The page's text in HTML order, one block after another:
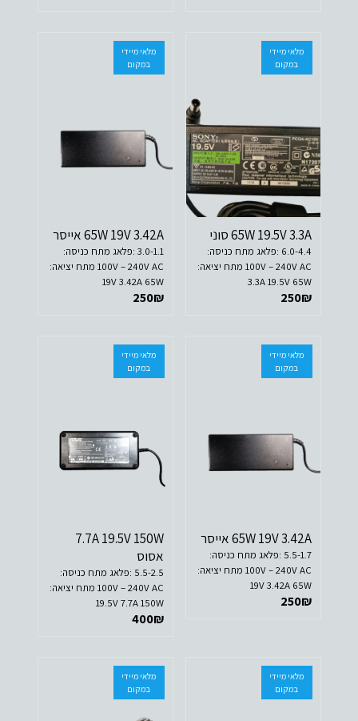
מלאי מיידי
במקום
65W 19.5V 3.3A סוני
6.0-4.4 :פלאג מתח כניסה:
100V – 240V AC מתח יציאה:
3.3A 19.5V 65W
250₪
מלאי מיידי
במקום
65W 19V 3.42A אייסר
3.0-1.1 :פלאג מתח כניסה:
100V – 240V AC מתח יציאה:
19V 3.42A 65W
250₪
מלאי מיידי
במקום
65W 19V 3.42A אייסר
5.5-1.7 :פלאג מתח כניסה:
100V – 240V AC מתח יציאה:
19V 3.42A 65W
250₪
מלאי מיידי
במקום
7.7A 19.5V 150W
אסוס
5.5-2.5 :פלאג מתח כניסה:
100V – 240V AC מתח יציאה:
19.5V 7.7A 150W
400₪
מלאי מיידי
במקום
מלאי מיידי
במקום